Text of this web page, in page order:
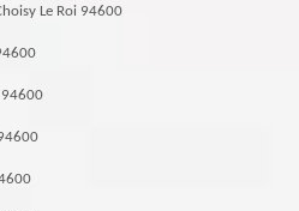
Le Roi 94600
94600